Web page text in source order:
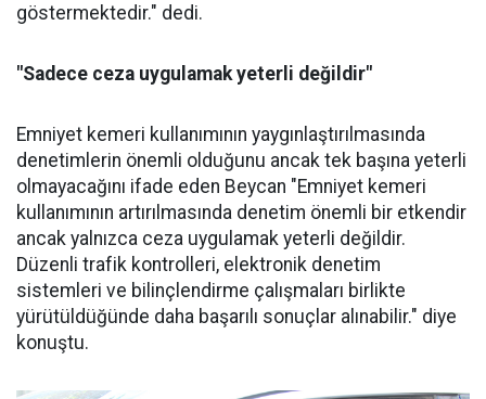
göstermektedir." dedi.
"Sadece ceza uygulamak yeterli değildir"
Emniyet kemeri kullanımının yaygınlaştırılmasında
denetimlerin önemli olduğunu ancak tek başına yeterli
olmayacağını ifade eden Beycan "Emniyet kemeri
kullanımının artırılmasında denetim önemli bir etkendir
ancak yalnızca ceza uygulamak yeterli değildir.
Düzenli trafik kontrolleri, elektronik denetim
sistemleri ve bilinçlendirme çalışmaları birlikte
yürütüldüğünde daha başarılı sonuçlar alınabilir." diye
konuştu.